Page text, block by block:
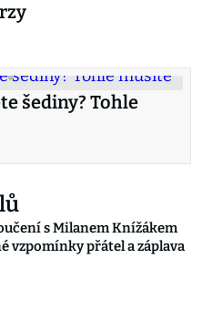
šediny? Tohle
s Milanem Knížákem
vzpomínky přátel a záplava